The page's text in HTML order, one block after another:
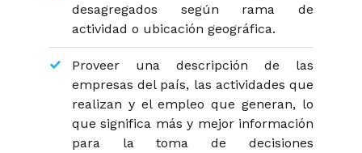
desagregados según rama de
actividad o ubicación geográfica.
Proveer una descripción de las
empresas del país, las actividades que
realizan y el empleo que generan, lo
que significa más y mejor información
para la toma de decisiones